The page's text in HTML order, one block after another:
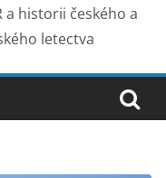
a historii českého a
letectva